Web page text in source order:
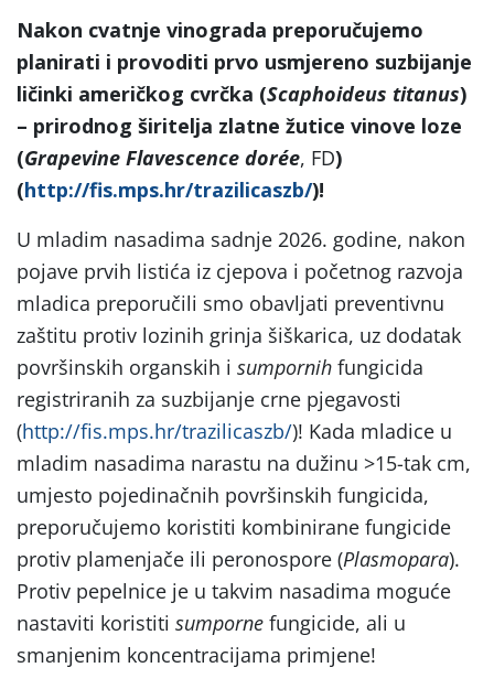
Nakon cvatnje vinograda preporučujemo
planirati i provoditi prvo usmjereno suzbijanje
ličinki američkog cvrčka (Scaphoideus titanus)
– prirodnog širitelja zlatne žutice vinove loze
(Grapevine Flavescence dorée, FD)
(http://fis.mps.hr/trazilicaszb/)!
U mladim nasadima sadnje 2026. godine, nakon
pojave prvih listića iz cjepova i početnog razvoja
mladica preporučili smo obavljati preventivnu
zaštitu protiv lozinih grinja šiškarica, uz dodatak
površinskih organskih i sumpornih fungicida
registriranih za suzbijanje crne pjegavosti
(http://fis.mps.hr/trazilicaszb/)! Kada mladice u
mladim nasadima narastu na dužinu >15-tak cm,
umjesto pojedinačnih površinskih fungicida,
preporučujemo koristiti kombinirane fungicide
protiv plamenjače ili peronospore (Plasmopara).
Protiv pepelnice je u takvim nasadima moguće
nastaviti koristiti sumporne fungicide, ali u
smanjenim koncentracijama primjene!